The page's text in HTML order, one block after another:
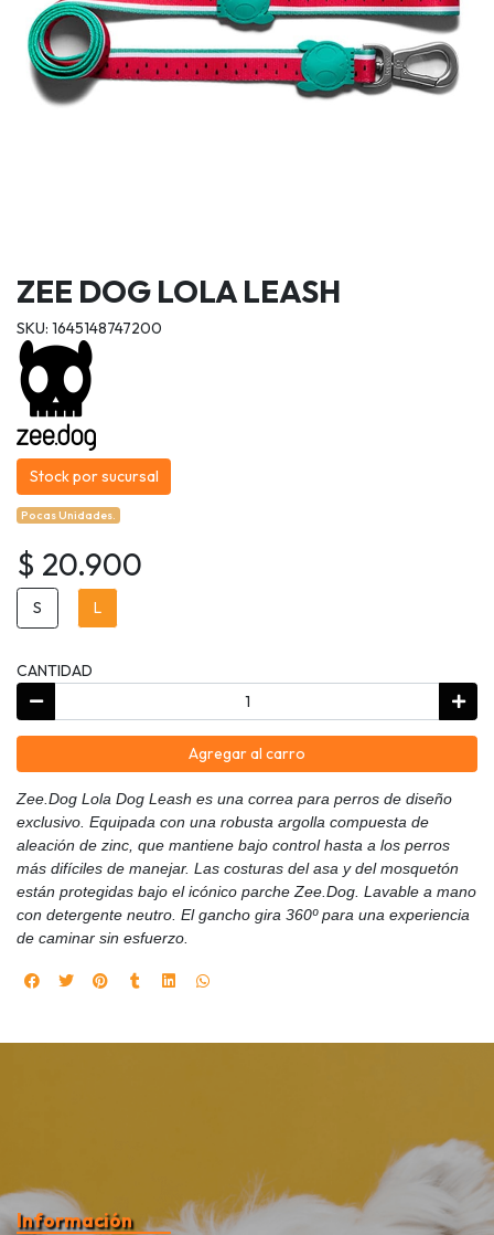
ZEE DOG LOLA LEASH
SKU: 1645148747200
Stock por sucursal
Pocas Unidades.
$ 20.900
S L
CANTIDAD
Agregar al carro
Zee.Dog Lola Dog Leash es una correa para perros de diseño
exclusivo. Equipada con una robusta argolla compuesta de
aleación de zinc, que mantiene bajo control hasta a los perros
más difíciles de manejar. Las costuras del asa y del mosquetón
están protegidas bajo el icónico parche Zee.Dog. Lavable a mano
con detergente neutro. El gancho gira 360º para una experiencia
de caminar sin esfuerzo.
Información